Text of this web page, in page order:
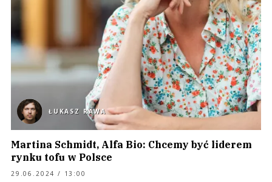
ŁUKASZ RAWA
Martina Schmidt, Alfa Bio: Chcemy być liderem
rynku tofu w Polsce
29.06.2024 / 13:00